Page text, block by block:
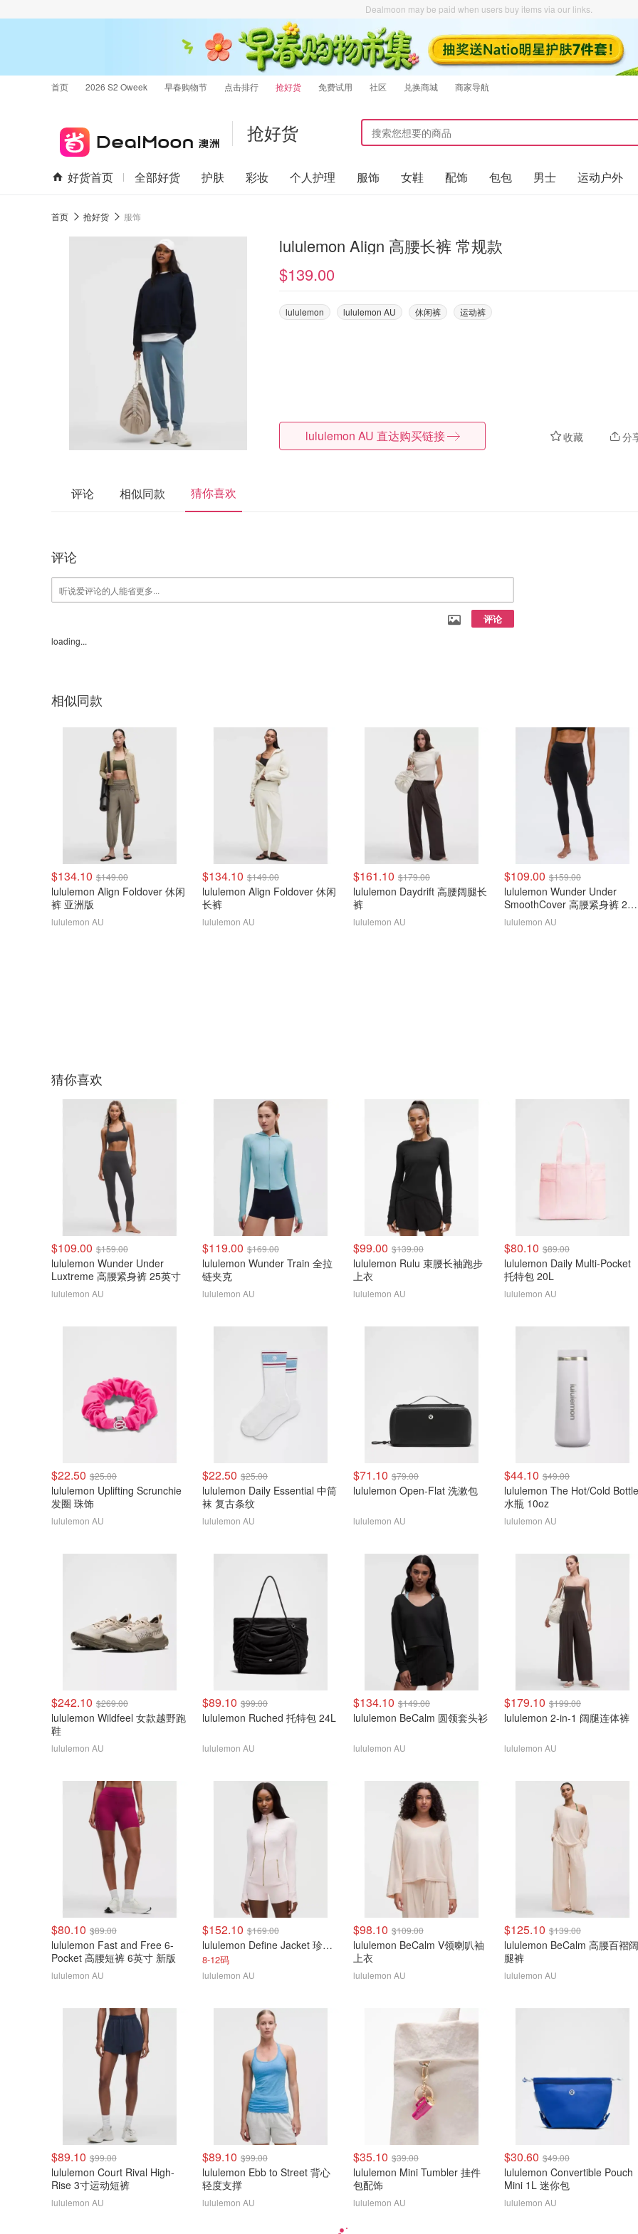
Dealmoon may be paid when users buy items via our links.
首页 2026 S2 Oweek 早春购物节 点击排行 抢好货 免费试用 社区 兑换商城 商家导航
抢好货
好货首页 全部好货 护肤 彩妆 个人护理 服饰 女鞋 配饰 包包 男士 运动户外
首页 抢好货 服饰
lululemon Align 高腰长裤 常规款
$139.00
lululemon lululemon AU 休闲裤 运动裤
收藏 分
lululemon AU 直达购买链接
评论 相似同款 猜你喜欢
评论
评论
loading...
相似同款
$134.10 $149.00
lululemon Align Foldover 休闲
裤 亚洲版
lululemon AU
$134.10 $149.00
lululemon Align Foldover 休闲
长裤
lululemon AU
$161.10 $179.00
lululemon Daydrift 高腰阔腿长
裤
lululemon AU
$109.00 $159.00
lululemon Wunder Under
SmoothCover 高腰紧身裤 25
英寸
lululemon AU
猜你喜欢
$109.00 $159.00
lululemon Wunder Under
Luxtreme 高腰紧身裤 25英寸
lululemon AU
$119.00 $169.00
lululemon Wunder Train 全拉
链夹克
lululemon AU
$99.00 $139.00
lululemon Rulu 束腰长袖跑步
上衣
lululemon AU
$80.10 $89.00
lululemon Daily Multi-Pocket
托特包 20L
lululemon AU
$22.50 $25.00
lululemon Uplifting Scrunchie
发圈 珠饰
lululemon AU
$22.50 $25.00
lululemon Daily Essential 中筒
袜 复古条纹
lululemon AU
$71.10 $79.00
lululemon Open-Flat 洗漱包
lululemon AU
$44.10 $49.00
lululemon The Hot/Cold Bottle
水瓶 10oz
lululemon AU
$242.10 $269.00
lululemon Wildfeel 女款越野跑
鞋
lululemon AU
$89.10 $99.00
lululemon Ruched 托特包 24L
lululemon AU
$134.10 $149.00
lululemon BeCalm 圆领套头衫
lululemon AU
$179.10 $199.00
lululemon 2-in-1 阔腿连体裤
lululemon AU
$80.10 $89.00
lululemon Fast and Free 6-
Pocket 高腰短裤 6英寸 新版
lululemon AU
$152.10 $169.00
lululemon Define Jacket 珍珠粉金拉链
8-12码
lululemon AU
$98.10 $109.00
lululemon BeCalm V领喇叭袖
上衣
lululemon AU
$125.10 $139.00
lululemon BeCalm 高腰百褶阔
腿裤
lululemon AU
$89.10 $99.00
lululemon Court Rival High-
Rise 3寸运动短裤
lululemon AU
$89.10 $99.00
lululemon Ebb to Street 背心
轻度支撑
lululemon AU
$35.10 $39.00
lululemon Mini Tumbler 挂件
包配饰
lululemon AU
$30.60 $49.00
lululemon Convertible Pouch
Mini 1L 迷你包
lululemon AU